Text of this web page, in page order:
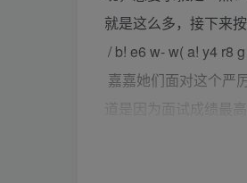
就是这么多，接下来
/ b! e6 w- w( a! y4 r8 g
嘉嘉她们面对这个严
道是因为面试成绩最
厚厚的羊毛地毯，进